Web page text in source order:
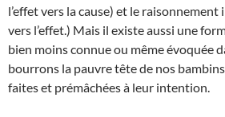
l’effet vers la cause) et le raisonnement
vers l’effet.) Mais il existe aussi une
bien moins connue ou même évoquée
bourrons la pauvre tête de nos
faites et prémâchées à leur intention.